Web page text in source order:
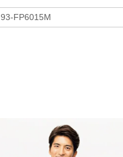
93-FP6015M